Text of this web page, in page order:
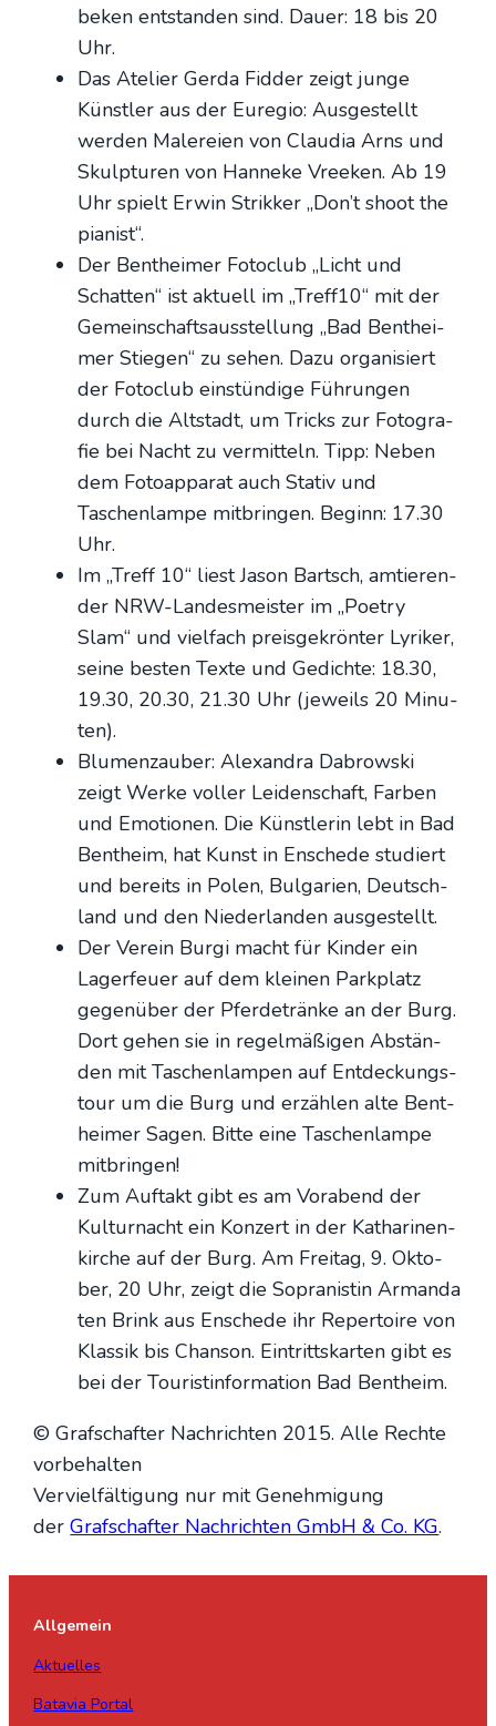
be­ken ent­stan­den sind. Dau­er: 18 bis 20
Uhr.
Das Ate­lier Ger­da Fid­der zeigt jun­ge
Künst­ler aus der Eure­gio: Aus­ge­stellt
wer­den Male­rei­en von Clau­dia Arns und
Skulp­tu­ren von Han­ne­ke Vree­ken. Ab 19
Uhr spielt Erwin Strik­ker „Don’t shoot the
pia­nist“.
Der Bent­hei­mer Foto­club „Licht und
Schat­ten“ ist aktu­ell im „Treff10“ mit der
Gemein­schafts­aus­stel­lung „Bad Bent­hei­
mer Stie­gen“ zu sehen. Dazu orga­ni­siert
der Foto­club ein­stün­di­ge Füh­run­gen
durch die Alt­stadt, um Tricks zur Foto­gra­
fie bei Nacht zu ver­mit­teln. Tipp: Neben
dem Foto­ap­pa­rat auch Sta­tiv und
Taschen­lam­pe mit­brin­gen. Beginn: 17.30
Uhr.
Im „Treff 10“ liest Jason Bartsch, amtie­ren­
der NRW-Lan­des­meis­ter im „Poet­ry
Slam“ und viel­fach preis­ge­krön­ter Lyri­ker,
sei­ne bes­ten Tex­te und Gedich­te: 18.30,
19.30, 20.30, 21.30 Uhr (jeweils 20 Minu­
ten).
Blu­men­zau­ber: Alex­an­dra Dabrow­ski
zeigt Wer­ke vol­ler Lei­den­schaft, Far­ben
und Emo­tio­nen. Die Künst­le­rin lebt in Bad
Bent­heim, hat Kunst in Ensche­de stu­diert
und bereits in Polen, Bul­ga­ri­en, Deutsch­
land und den Nie­der­lan­den aus­ge­stellt.
Der Ver­ein Bur­gi macht für Kin­der ein
Lager­feu­er auf dem klei­nen Park­platz
gegen­über der Pfer­de­trän­ke an der Burg.
Dort gehen sie in regel­mä­ßi­gen Abstän­
den mit Taschen­lam­pen auf Ent­de­ckungs­
tour um die Burg und erzäh­len alte Bent­
hei­mer Sagen. Bit­te eine Taschen­lam­pe
mit­brin­gen!
Zum Auf­takt gibt es am Vor­abend der
Kul­tur­nacht ein Kon­zert in der Katha­ri­nen­
kir­che auf der Burg. Am Frei­tag, 9. Okto­
ber, 20 Uhr, zeigt die Sopra­nis­tin Arman­da
ten Brink aus Ensche­de ihr Reper­toire von
Klas­sik bis Chan­son. Ein­tritts­kar­ten gibt es
bei der Tou­rist­infor­ma­ti­on Bad Bent­heim.
© Graf­schaf­ter Nach­rich­ten 2015. Alle Rech­te
vor­be­hal­ten
Ver­viel­fäl­ti­gung nur mit Geneh­mi­gung
derGraf­schaf­ter Nach­rich­ten GmbH & Co. KG.
Allgemein
Aktuelles
Batavia Portal